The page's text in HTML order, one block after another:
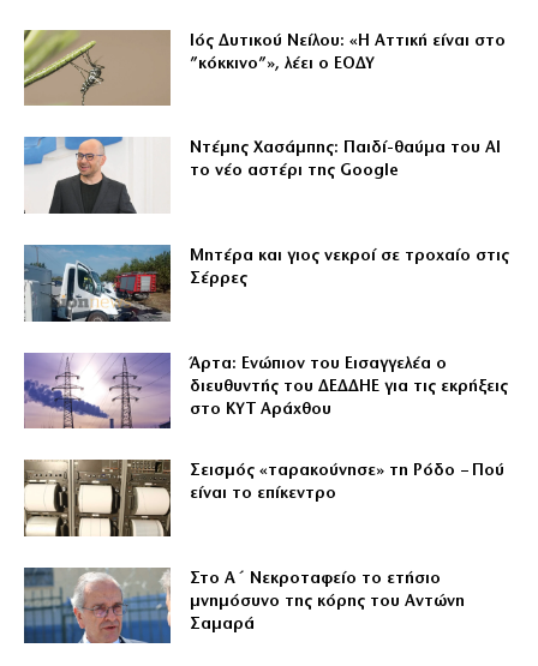
Ιός Δυτικού Νείλου: «Η Αττική είναι στο
”κόκκινο”», λέει ο ΕΟΔΥ
Ντέμης Χασάμπης: Παιδί-θαύμα του ΑΙ
το νέο αστέρι της Google
Μητέρα και γιος νεκροί σε τροχαίο στις
Σέρρες
Άρτα: Ενώπιον του Εισαγγελέα ο
διευθυντής του ΔΕΔΔΗΕ για τις εκρήξεις
στο ΚΥΤ Αράχθου
Σεισμός «ταρακούνησε» τη Ρόδο – Πού
είναι το επίκεντρο
Στο Α΄ Νεκροταφείο το ετήσιο
μνημόσυνο της κόρης του Αντώνη
Σαμαρά